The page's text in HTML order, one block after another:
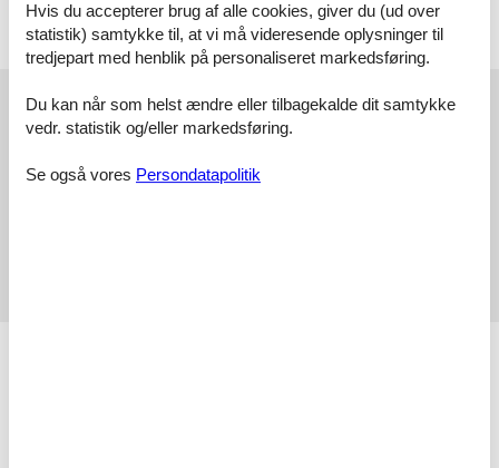
håndvask), badeværelse(håndvask, toilet))
skiopbevaring(skistøvlevarmere), garage, garage, kakkelovn(træ),
varme(gulvvarme), havemøbler, barneseng, barnestol
Eksterne anmeldelser
Vores gæsteanmeldelserEksterne anmeldelser
4,2
Hvis du accepterer brug af alle cookies, giver du (ud over
statistik) samtykke til, at vi må videresende oplysninger til
tredjepart med henblik på personaliseret markedsføring.
Du kan når som helst ændre eller tilbagekalde dit samtykke
vedr. statistik og/eller markedsføring.
Se også vores Persondatapolitik